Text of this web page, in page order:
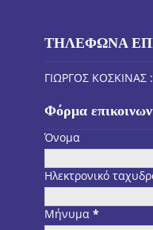
ΤΗΛΕΦΩΝΑ
ΓΙΩΡΓΟΣ ΚΟΣΚΙΝΑΣ
Φόρμα
Όνομα
Ηλεκτρονικό
Μήνυμα*